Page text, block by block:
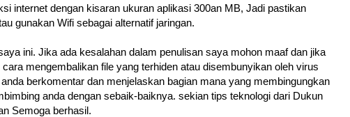
internet dengan kisaran ukuran aplikasi 300an MB, Jadi pastikan
gunakan Wifi sebagai alternatif jaringan.
ini. Jika ada kesalahan dalam penulisan saya mohon maaf dan jika
mengembalikan file yang terhiden atau disembunyikan oleh virus
berkomentar dan menjelaskan bagian mana yang membingungkan
anda dengan sebaik-baiknya. sekian tips teknologi dari Dukun
Semoga berhasil.